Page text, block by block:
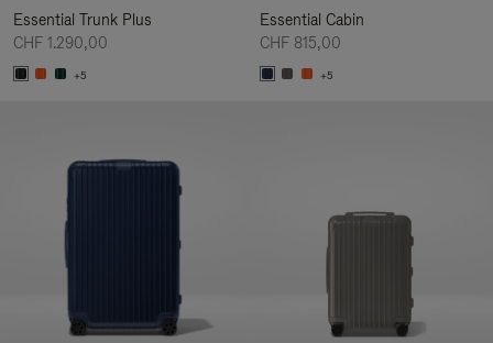
Essential Trunk Plus
CHF 1.290,00
+5
Essential Cabin
CHF 815,00
+5